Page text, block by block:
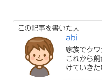
この記事を書いた人
abi
家族でクワ
これから
けていきた